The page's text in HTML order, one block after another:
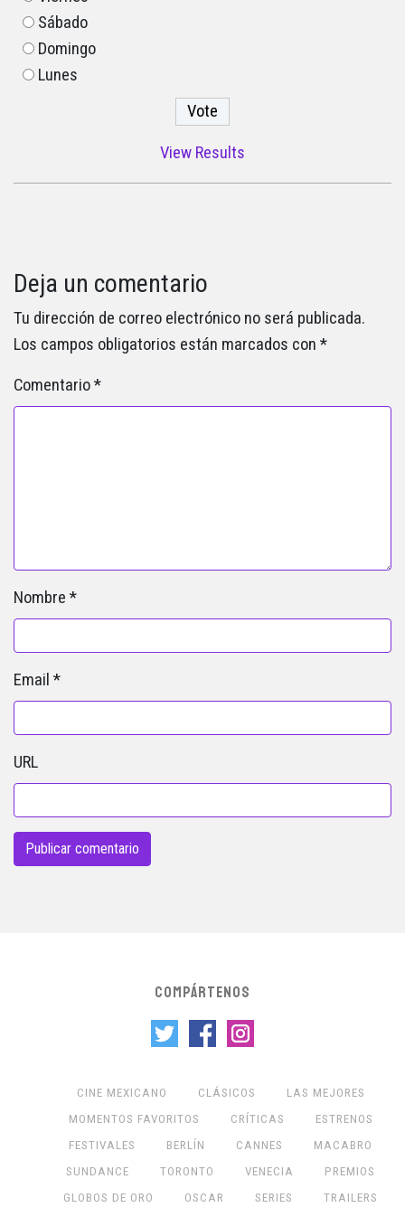
Sábado
Domingo
Lunes
View Results
Deja un comentario
Tu dirección de correo electrónico no será publicada.
Los campos obligatorios están marcados con *
Comentario*
Nombre *
Email *
URL
COMPÁRTENOS
CINE MEXICANO CLÁSICOS
LAS MEJORES
MOMENTOS FAVORITOS
CRÍTICAS
ESTRENOS
FESTIVALES
BERLÍN CANNES
MACABRO
SUNDANCE
TORONTO VENECIA
PREMIOS
GLOBOS DE ORO
OSCAR SERIES TRAILERS